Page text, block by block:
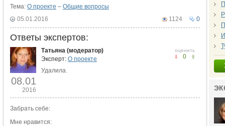
Тема: О проекте – Общие вопросы
0
1124
05.01.2016
Ответы экспертов:
08.01
2016
оценить
0
Татьяна (модератор)
Эксперт: О проекте
Удалила.
Забрать себе:
Мне нравится: